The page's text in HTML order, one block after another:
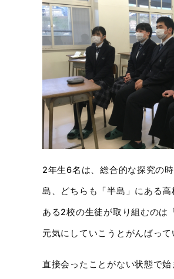
2年生6名は、総合的な探究の
島、どちらも「半島」にある
ある2校の生徒が取り組むのは
元気にしていこうとがんばって
直接会ったことがない状態で